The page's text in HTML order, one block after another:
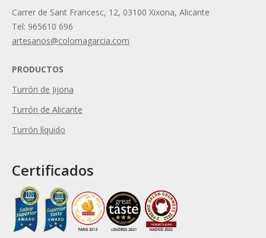
Carrer de Sant Francesc, 12, 03100 Xixona, Alicante
Tel: 965610 696
artesanos@colomagarcia.com
PRODUCTOS
Turrón de Jijona
Turrón de Alicante
Turrón líquido
Certificados